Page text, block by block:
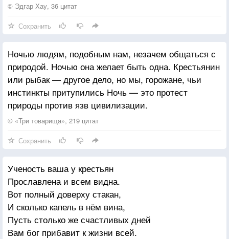
© Эдгар Хау, 36 цитат
Сохранить
Ночью людям, подобным нам, незачем общаться с
природой. Ночью она желает быть одна. Крестьянин
или рыбак — другое дело, но мы, горожане, чьи
инстинкты притупились Ночь — это протест
природы против язв цивилизации.
© «Три товарища», 219 цитат
Сохранить
Ученость ваша у крестьян
Прославлена и всем видна.
Вот полный доверху стакан,
И сколько капель в нём вина,
Пусть столько же счастливых дней
Вам бог прибавит к жизни всей.